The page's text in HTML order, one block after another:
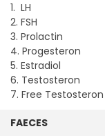
1. LH
2. FSH
3. Prolactin
4. Progesteron
5. Estradiol
6. Testosteron
7. Free Testosteron
FAECES